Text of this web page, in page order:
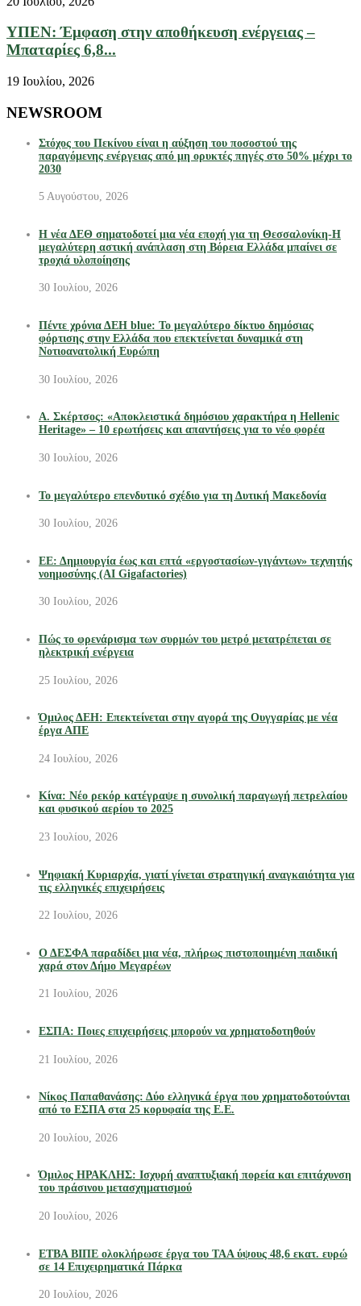
ΥΠΕΝ: Έμφαση στην αποθήκευση ενέργειας –
Μπαταρίες 6,8...
19 Ιουλίου, 2026
NEWSROOM
Στόχος του Πεκίνου είναι η αύξηση του ποσοστού της
παραγόμενης ενέργειας από μη ορυκτές πηγές στο 50% μέχρι το
2030
5 Αυγούστου, 2026
Η νέα ΔΕΘ σηματοδοτεί μια νέα εποχή για τη Θεσσαλονίκη-Η
μεγαλύτερη αστική ανάπλαση στη Βόρεια Ελλάδα μπαίνει σε
τροχιά υλοποίησης
30 Ιουλίου, 2026
Πέντε χρόνια ΔΕΗ blue: Το μεγαλύτερο δίκτυο δημόσιας
φόρτισης στην Ελλάδα που επεκτείνεται δυναμικά στη
Νοτιοανατολική Ευρώπη
30 Ιουλίου, 2026
Α. Σκέρτσος: «Αποκλειστικά δημόσιου χαρακτήρα η Hellenic
Heritage» – 10 ερωτήσεις και απαντήσεις για το νέο φορέα
30 Ιουλίου, 2026
Το μεγαλύτερο επενδυτικό σχέδιο για τη Δυτική Μακεδονία
30 Ιουλίου, 2026
ΕΕ: Δημιουργία έως και επτά «εργοστασίων-γιγάντων» τεχνητής
νοημοσύνης (AI Gigafactories)
30 Ιουλίου, 2026
Πώς το φρενάρισμα των συρμών του μετρό μετατρέπεται σε
ηλεκτρική ενέργεια
25 Ιουλίου, 2026
Όμιλος ΔΕΗ: Επεκτείνεται στην αγορά της Ουγγαρίας με νέα
έργα ΑΠΕ
24 Ιουλίου, 2026
Κίνα: Νέο ρεκόρ κατέγραψε η συνολική παραγωγή πετρελαίου
και φυσικού αερίου το 2025
23 Ιουλίου, 2026
Ψηφιακή Κυριαρχία, γιατί γίνεται στρατηγική αναγκαιότητα για
τις ελληνικές επιχειρήσεις
22 Ιουλίου, 2026
Ο ΔΕΣΦΑ παραδίδει μια νέα, πλήρως πιστοποιημένη παιδική
χαρά στον Δήμο Μεγαρέων
21 Ιουλίου, 2026
ΕΣΠΑ: Ποιες επιχειρήσεις μπορούν να χρηματοδοτηθούν
21 Ιουλίου, 2026
Νίκος Παπαθανάσης: Δύο ελληνικά έργα που χρηματοδοτούνται
από το ΕΣΠΑ στα 25 κορυφαία της Ε.Ε.
20 Ιουλίου, 2026
Όμιλος ΗΡΑΚΛΗΣ: Ισχυρή αναπτυξιακή πορεία και επιτάχυνση
του πράσινου μετασχηματισμού
20 Ιουλίου, 2026
ΕΤΒΑ ΒΙΠΕ ολοκλήρωσε έργα του ΤΑΑ ύψους 48,6 εκατ. ευρώ
σε 14 Επιχειρηματικά Πάρκα
20 Ιουλίου, 2026